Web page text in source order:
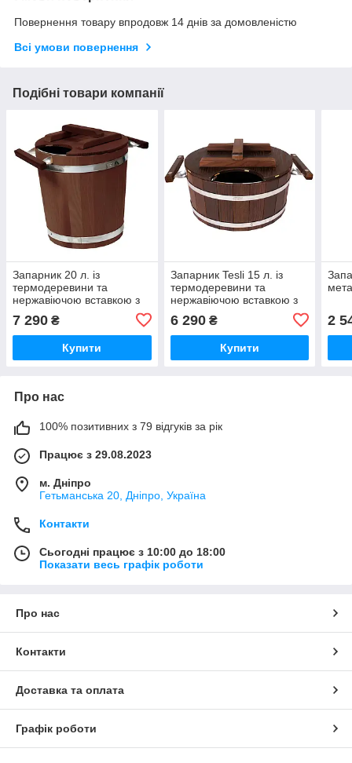
Повернення товару впродовж 14 днів за домовленістю
Всі умови повернення
Подібні товари компанії
Запарник 20 л. із
термодеревини та
нержавіючою вставкою з
7 290 ₴
Купити
Запарник Tesli 15 л. із
термодеревини та
нержавіючою вставкою з
6 290₴
Купити
2
Про нас
100% позитивних з 79 відгуків за рік
Працює з 29.08.2023
м. Дніпро
Гетьманська 20, Дніпро, Україна
Контакти
Сьогодні працює з 10:00 до 18:00
Показати весь графік роботи
Про нас
Контакти
Доставка та оплата
Графік роботи